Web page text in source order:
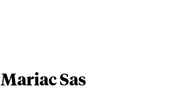
Mariac Sas